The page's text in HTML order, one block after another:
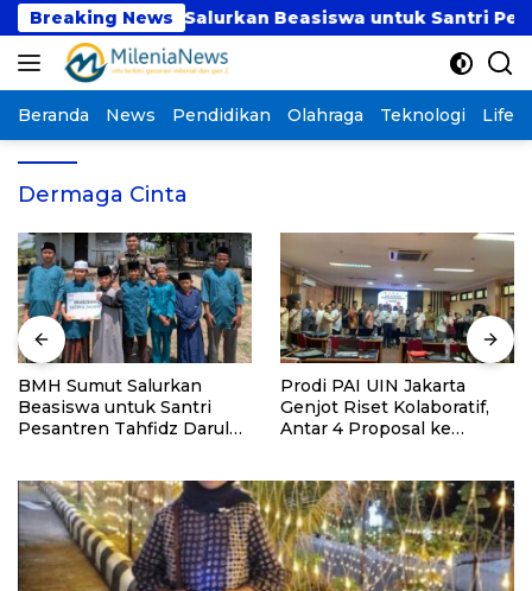
Langsung
ke
konten
Breaking News
BMH Sumut Salurkan Beasiswa untuk Santri
Beranda News Pendidikan Olahraga Teknologi
Dermaga Cinta
BMH Sumut Salurkan
Beasiswa untuk Santri
Pesantren Tahfidz Darul
Prodi PAI UIN Jakarta
Genjot Riset Kolaboratif,
Antar 4 Proposal ke